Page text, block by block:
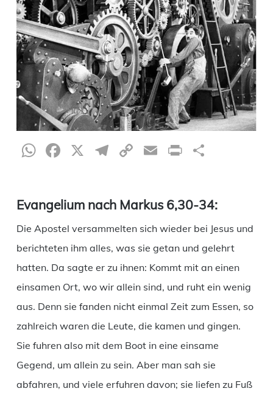
WhatsApp
Facebook
X Telegram
CopyEmailPrint
Evangelium nach Markus 6,30-34:
Die Apostel versammelten sich wieder bei Jesus und
berichteten ihm alles, was sie getan und gelehrt
hatten. Da sagte er zu ihnen: Kommt mit an einen
einsamen Ort, wo wir allein sind, und ruht ein wenig
aus. Denn sie fanden nicht einmal Zeit zum Essen, so
zahlreich waren die Leute, die kamen und gingen.
Sie fuhren also mit dem Boot in eine einsame
Gegend, um allein zu sein. Aber man sah sie
abfahren, und viele erfuhren davon; sie liefen zu Fuß